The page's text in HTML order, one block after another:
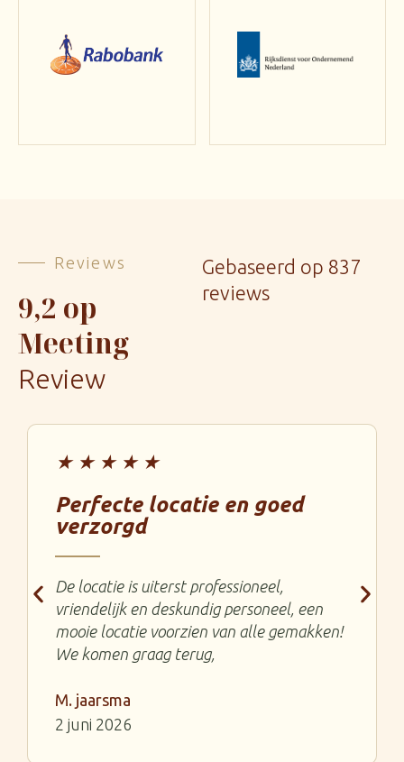
Reviews
9,2 op
Meeting
Review
Gebaseerd op 837
reviews
★★★★★
Perfecte locatie en goed
verzorgd
De locatie is uiterst professioneel,
vriendelijk en deskundig personeel, een
mooie locatie voorzien van alle gemakken!
We komen graag terug,
M. jaarsma
2 juni 2026